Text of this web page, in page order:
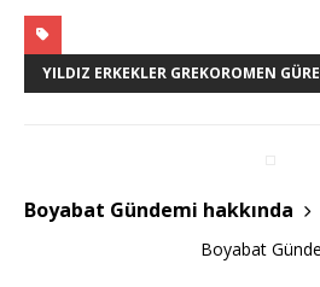
c
e
o
it
te
ar
e
YILDIZ ERKEKLER GREKOROMEN
Boyabat Gündemi hakkında
Boyabat